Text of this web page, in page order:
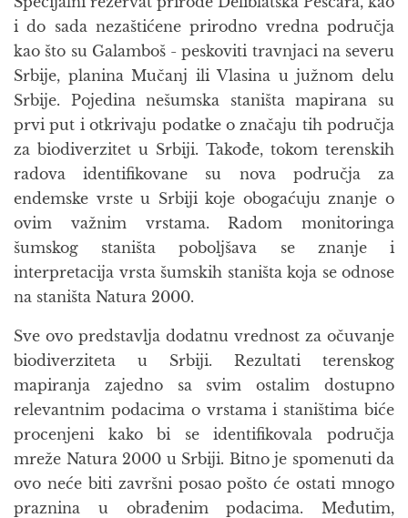
i do sada nezaštićene prirodno vredna područja
kao što su Galamboš - peskoviti travnjaci na severu
Srbije, planina Mučanj ili Vlasina u južnom delu
Srbije. Pojedina nešumska staništa mapirana su
prvi put i otkrivaju podatke o značaju tih područja
za biodiverzitet u Srbiji. Takođe, tokom terenskih
radova identifikovane su nova područja za
endemske vrste u Srbiji koje obogaćuju znanje o
ovim važnim vrstama. Radom monitoringa
šumskog staništa poboljšava se znanje i
interpretacija vrsta šumskih staništa koja se odnose
na staništa Natura 2000.
Sve ovo predstavlja dodatnu vrednost za očuvanje
biodiverziteta u Srbiji. Rezultati terenskog
mapiranja zajedno sa svim ostalim dostupno
relevantnim podacima o vrstama i staništima biće
procenjeni kako bi se identifikovala područja
mreže Natura 2000 u Srbiji. Bitno je spomenuti da
ovo neće biti završni posao pošto će ostati mnogo
praznina u obrađenim podacima. Međutim,